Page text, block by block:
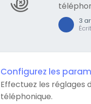
3
Configurez les
Effectuez les réglages
téléphonique.